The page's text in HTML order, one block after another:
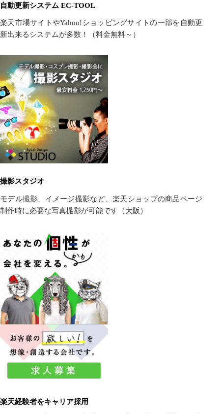
自動更新システム EC-TOOL
楽天市場サイトやYahoo!ショッピングサイトの一部を自動更
新出来るシステムが多数！（料金無料～）
撮影スタジオ
モデル撮影、イメージ撮影など、楽天ショップの商品ページ
制作時に必要な写真撮影が可能です（大阪）
楽天経験者をキャリア採用